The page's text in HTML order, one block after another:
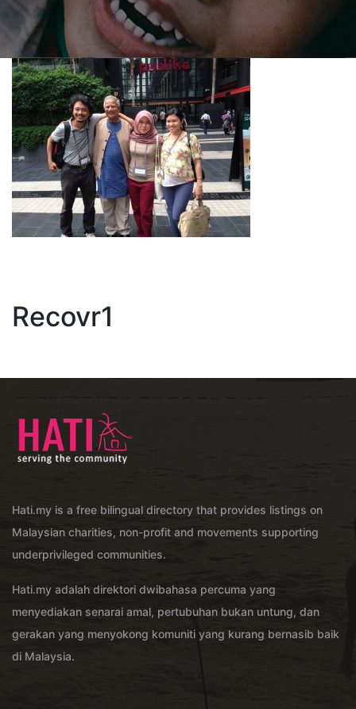
Recovr1
Hati.my is a free bilingual directory that provides listings on
Malaysian charities, non-profit and movements supporting
underprivileged communities.
Hati.my adalah direktori dwibahasa percuma yang
menyediakan senarai amal, pertubuhan bukan untung, dan
gerakan yang menyokong komuniti yang kurang bernasib baik
di Malaysia.